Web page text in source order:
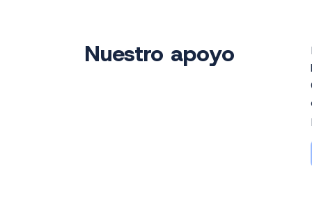
Nuestro apoyo